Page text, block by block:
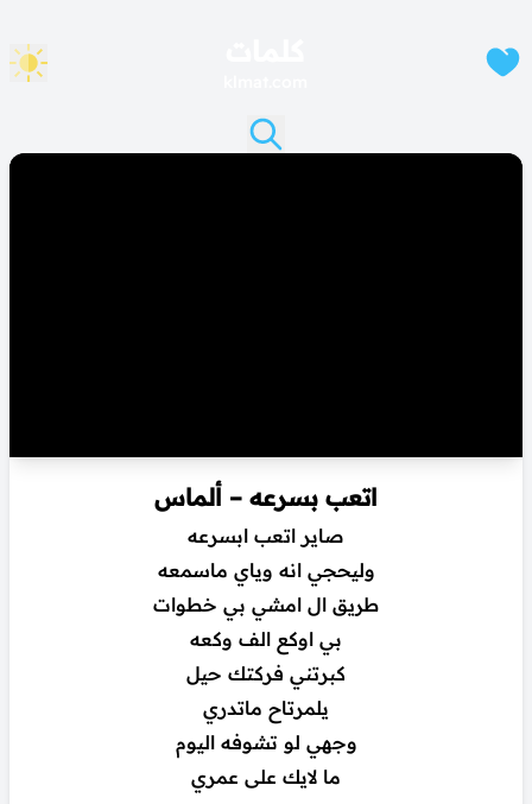
اتعب بسرعه – ألماس
صاير اتعب ابسرعه
وليحجي انه وياي ماسمعه
طريق ال امشي بي خطوات
بي اوكع الف وكعه
كبرتني فركتك حيل
يلمرتاح ماتدري
وجهي لو تشوفه اليوم
ما لايك على عمري